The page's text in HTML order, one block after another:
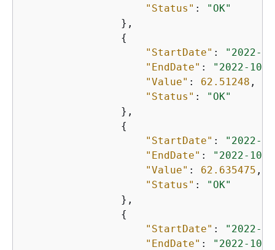
"Status" :
"OK"
                },
{
"StartDate" :
"2022-
"EndDate" :
"2022-10-
"Value" : 62.51248 ,
"Status" :
"OK"
                },
{
"StartDate" :
"2022-
"EndDate" :
"2022-10-
"Value" : 62.635475 ,
"Status" :
"OK"
                },
{
"StartDate" :
"2022-
"EndDate" : "2022-10-